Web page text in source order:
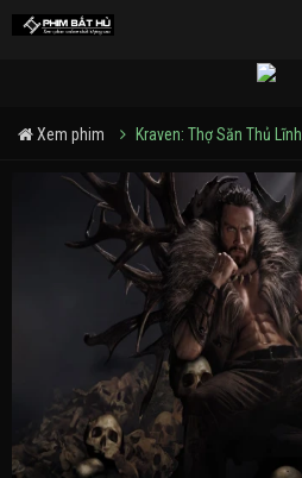
Xem phim Kraven: Thợ Săn Thủ Lĩnh